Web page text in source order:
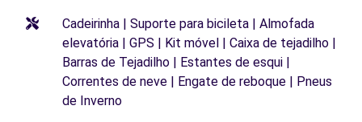
Cadeirinha | Suporte para bicileta | Almofada
elevatória | GPS | Kit móvel | Caixa de tejadilho |
Barras de Tejadilho | Estantes de esqui |
Correntes de neve | Engate de reboque | Pneus
de Inverno